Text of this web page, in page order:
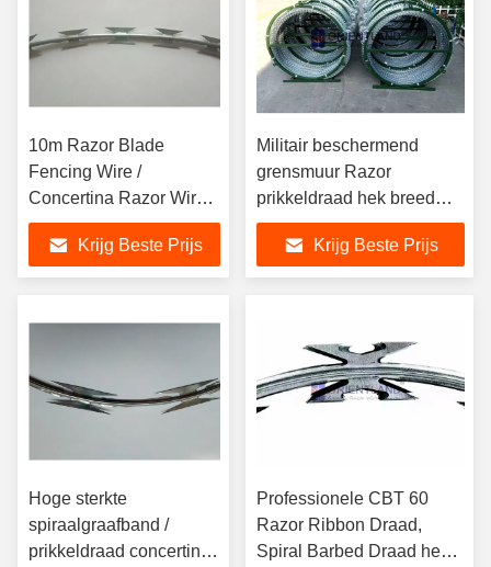
10m Razor Blade
Fencing Wire /
Concertina Razor Wire
Roll BTO-11
Krijg Beste Prijs
Militair beschermend
grensmuur Razor
prikkeldraad hek breed
toepassingsbereik
Krijg Beste Prijs
Hoge sterkte
spiraalgraafband /
prikkeldraad concertina
Professionele CBT 60
Razor Ribbon Draad,
Spiral Barbed Draad hek